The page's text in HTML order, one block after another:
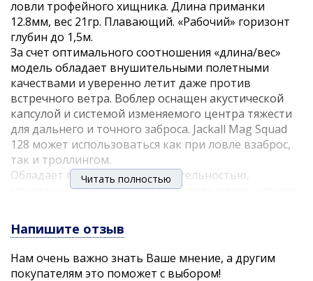
ловли трофейного хищника. Длина приманки
12.8мм, вес 21гр. Плавающий. «Рабочий» горизонт
глубин до 1,5м.
За счет оптимального соотношения «длина/вес»
модель обладает внушительными полетными
качествами и уверенно летит даже против
встречного ветра. Воблер оснащен акустической
капсулой и системой изменяемого центра тяжести
для дальнего и точного заброса. Jackall Mag Squad
128 может использоваться как при ловле взаброс,
так и троллингом.
Обладает прекрасной чувствительностью,
мгновенно «информируя» рыболова о всех нюансах
воблер начинает широко «рыскать» из стороны в
сторону, имитируя живую рыбку. На паузе приманка
«зависает» в толще воды, медленно погружаясь и
неторопливо покачивая боками. Дополнительно во
Читать полностью
Напишите отзыв
Нам очень важно знать Ваше мнение, а другим
покупателям это поможет с выбором!